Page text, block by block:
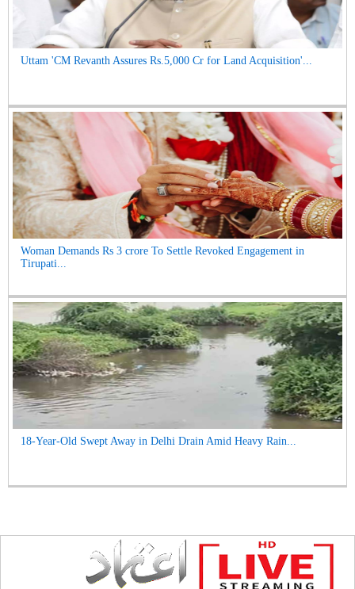
Uttam 'CM Revanth Assures Rs.5,000 Cr for Land Acquisition'...
Woman Demands Rs 3 crore To Settle Revoked Engagement in
Tirupati...
18-Year-Old Swept Away in Delhi Drain Amid Heavy Rain...